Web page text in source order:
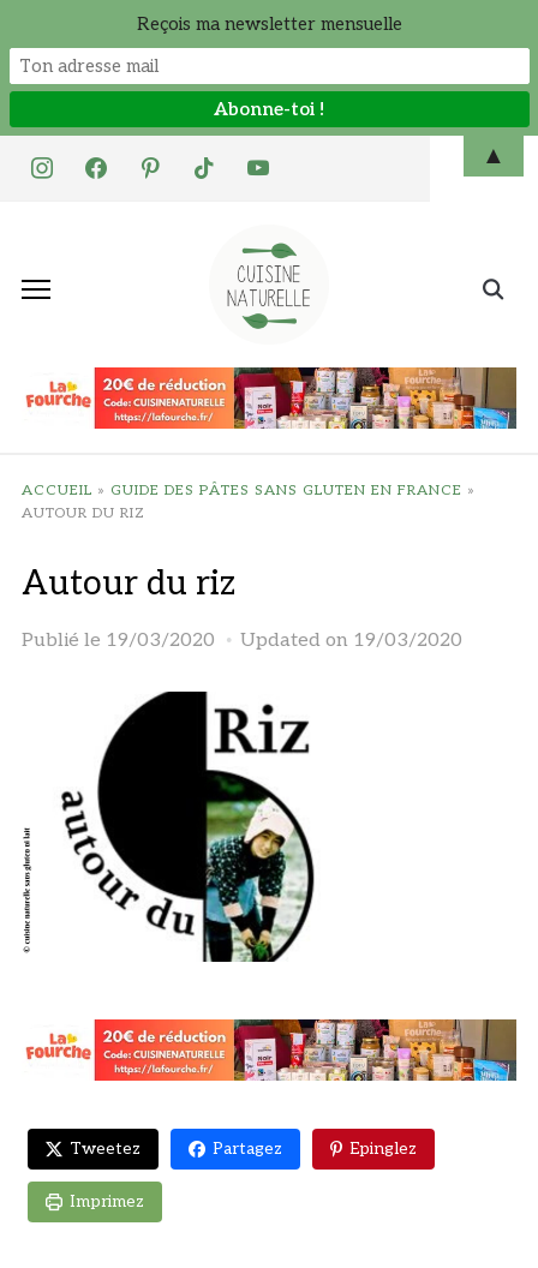
instagramfacebookpinteresttiktok youtube
Search
ACCUEIL » GUIDE DES PÂTES SANS GLUTEN EN FRANCE »
AUTOUR DU RIZ
Autour du riz
Publié le 19/03/2020 Updated on 19/03/2020
Tweetez Partagez Epinglez
Imprimez
Reçois ma newsletter mensuelle
▲